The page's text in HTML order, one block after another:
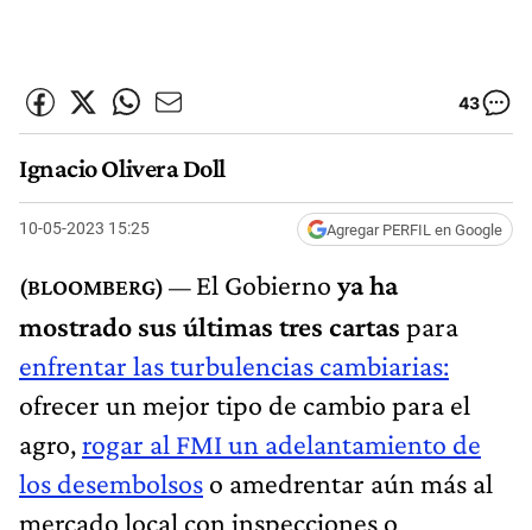
43
Ignacio Olivera Doll
10-05-2023 15:25 Agregar PERFIL en Google
El Gobiernoya ha
mostrado sus últimas tres cartas para
enfrentar las turbulencias cambiarias:
ofrecer un mejor tipo de cambio para el
agro,rogar al FMI un adelantamiento de
los desembolsos o amedrentar aún más al
mercado local con inspecciones o